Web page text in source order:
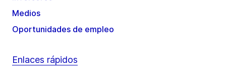
Medios
Oportunidades de empleo
Enlaces rápidos